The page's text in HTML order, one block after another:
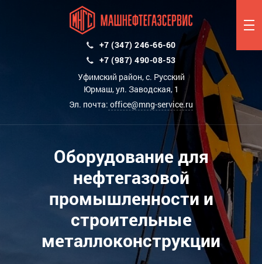
+7 (347) 246-66-60
+7 (987) 490-08-53
Уфимский район, с. Русский
Юрмаш, ул. Заводская, 1
Эл. почта: office@mng-service.ru
Оборудование для
нефтегазовой
промышленности и
строительные
металлоконструкции